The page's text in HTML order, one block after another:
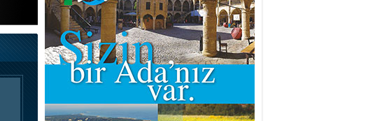
Fatma Baysal
SURLAR İÇİ’NDE KOLAYDIR ÖLMEK
Ediz TUNCEL
Göz göre göre…